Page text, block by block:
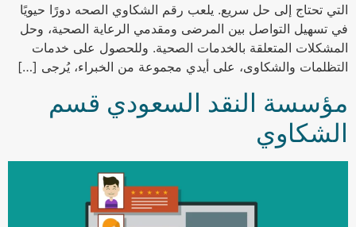
التي تحتاج إلى حل سريع. يلعب رقم الشكاوي الصحه دورًا حيويًا
في تسهيل التواصل بين المرضى ومقدمي الرعاية الصحية، وحل
المشكلات المتعلقة بالخدمات الصحية. وللحصول على خدمات
التظلمات والشكاوى، على أيدي مجموعة من الخبراء، يُرجى […]
مؤسسة النقد السعودي قسم
الشكاوي